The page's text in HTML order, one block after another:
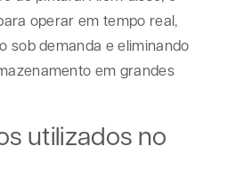
operar em tempo real,
sob demanda e eliminando
em grandes
utilizados no